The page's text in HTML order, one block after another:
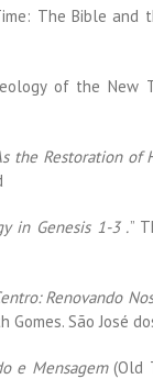
The Bible and
of the New
the Restoration of
in Genesis 1-3 .”
Renovando
São José
e Mensagem(Old